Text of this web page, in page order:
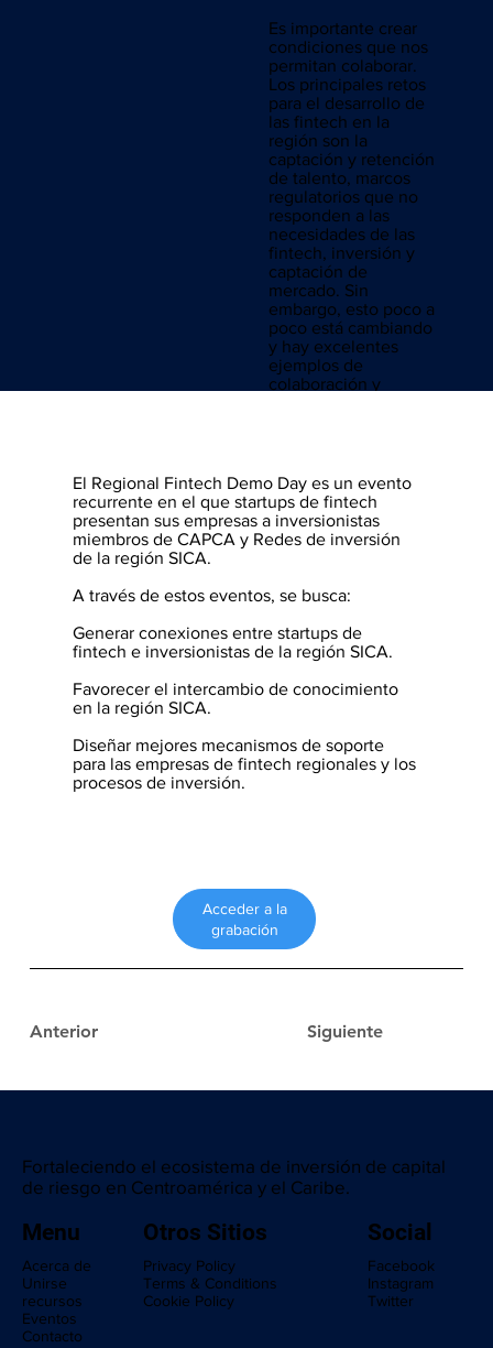
Es importante crear
condiciones que nos
permitan colaborar.
Los principales retos
para el desarrollo de
las fintech en la
región son la
captación y retención
de talento, marcos
regulatorios que no
responden a las
necesidades de las
fintech, inversión y
captación de
mercado. Sin
embargo, esto poco a
poco está cambiando
y hay excelentes
ejemplos de
colaboración y
Asociaciones
Fintech
Anterior Siguiente
El Regional Fintech Demo Day es un evento
recurrente en el que startups de fintech
presentan sus empresas a inversionistas
miembros de CAPCA y Redes de inversión
de la región SICA.
A través de estos eventos, se busca:
Generar conexiones entre startups de
fintech e inversionistas de la región SICA.
Favorecer el intercambio de conocimiento
en la región SICA.
Diseñar mejores mecanismos de soporte
para las empresas de fintech regionales y los
procesos de inversión.
Acceder a la
grabación
Fortaleciendo el ecosistema de inversión de capital
de riesgo en Centroamérica y el Caribe.
Acerca de
Unirse
recursos
Eventos
Contacto
Menu
Facebook
Instagram
Twitter
Social
Privacy Policy
Terms & Conditions
Cookie Policy
Otros Sitios